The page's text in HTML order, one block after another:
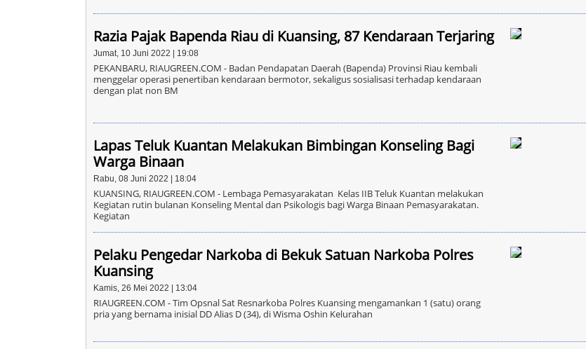
Razia Pajak Bapenda Riau di Kuansing, 87 Kendaraan Terjaring
Jumat, 10 Juni 2022 | 19:08
PEKANBARU, RIAUGREEN.COM - Badan Pendapatan Daerah (Bapenda) Provinsi Riau kembali
menggelar operasi penertiban kendaraan bermotor, sekaligus sosialisasi terhadap kendaraan
dengan plat non BM
Lapas Teluk Kuantan Melakukan Bimbingan Konseling Bagi
Warga Binaan
Rabu, 08 Juni 2022 | 18:04
KUANSING, RIAUGREEN.COM - Lembaga Pemasyarakatan Kelas IIB Teluk Kuantan melakukan
Kegiatan rutin bulanan Konseling Mental dan Psikologis bagi Warga Binaan Pemasyarakatan.
Kegiatan
Pelaku Pengedar Narkoba di Bekuk Satuan Narkoba Polres
Kuansing
Kamis, 26 Mei 2022 | 13:04
RIAUGREEN.COM - Tim Opsnal Sat Resnarkoba Polres Kuansing mengamankan 1 (satu) orang
pria yang bernama inisial DD Alias D (34), di Wisma Oshin Kelurahan